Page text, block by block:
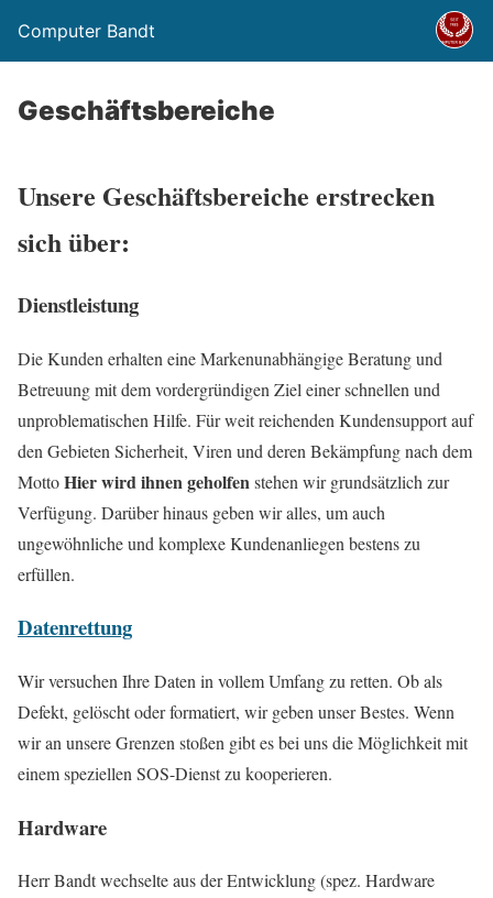
Computer Bandt
Geschäftsbereiche
Unsere Geschäftsbereiche erstrecken
sich über:
Dienstleistung
Die Kunden erhalten eine Markenunabhängige Beratung und
Betreuung mit dem vordergründigen Ziel einer schnellen und
unproblematischen Hilfe. Für weit reichenden Kundensupport auf
den Gebieten Sicherheit, Viren und deren Bekämpfung nach dem
MottoHier wird ihnen geholfen stehen wir grundsätzlich zur
Verfügung. Darüber hinaus geben wir alles, um auch
ungewöhnliche und komplexe Kundenanliegen bestens zu
erfüllen.
Datenrettung
Wir versuchen Ihre Daten in vollem Umfang zu retten. Ob als
Defekt, gelöscht oder formatiert, wir geben unser Bestes. Wenn
wir an unsere Grenzen stoßen gibt es bei uns die Möglichkeit mit
einem speziellen SOS-Dienst zu kooperieren.
Hardware
Herr Bandt wechselte aus der Entwicklung (spez. Hardware